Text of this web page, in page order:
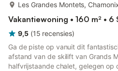
Les Grandes Montets,
Vakantiewoning • 160 m² • 6
9,5 (15 recensies)
Ga de piste op vanuit dit
afstand van de skilift van Grands
halfvrijstaande chalet, gelegen op